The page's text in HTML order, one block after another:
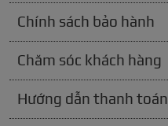
Chính sách bảo hành
Chăm sóc khách hàng
Hướng dẫn thanh toán